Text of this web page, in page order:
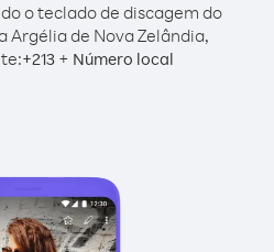
o teclado de discagem do
Argélia de Nova Zelândia,
+213 + Número local